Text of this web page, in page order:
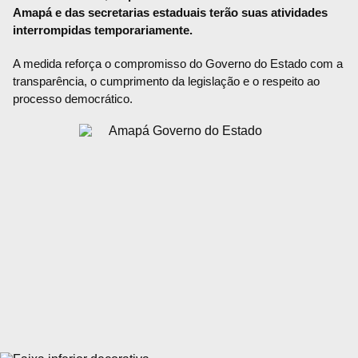
Amapá e das secretarias estaduais terão suas atividades
interrompidas temporariamente.
A medida reforça o compromisso do Governo do Estado com a
transparência, o cumprimento da legislação e o respeito ao
processo democrático.